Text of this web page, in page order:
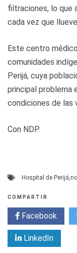
filtraciones, lo que
cada vez que
Este centro
comunidades
Perijá, cuya
principal problema
condiciones de las
Con NDP.
Hospital de Perijá,
COMPARTIR
Facebook
LinkedIn